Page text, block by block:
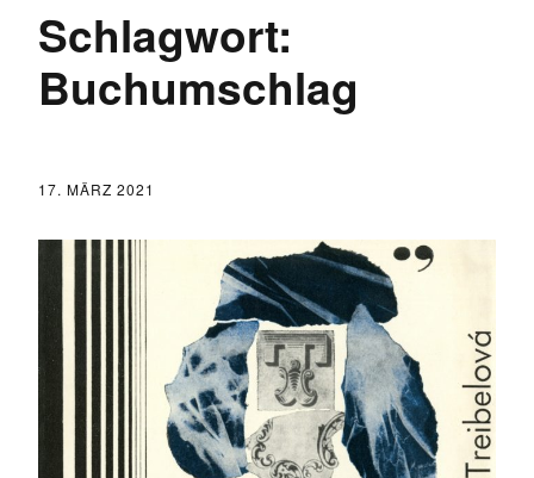
Schlagwort:
Buchumschlag
17. MÄRZ 2021